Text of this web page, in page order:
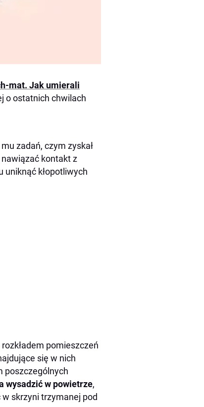
mat. Jak umierali
o ostatnich chwilach
zadań, czym zyskał
kontakt z
uniknąć kłopotliwych
pomieszczeń
się w nich
poszczególnych
wysadzić w powietrze,
skrzyni trzymanej pod